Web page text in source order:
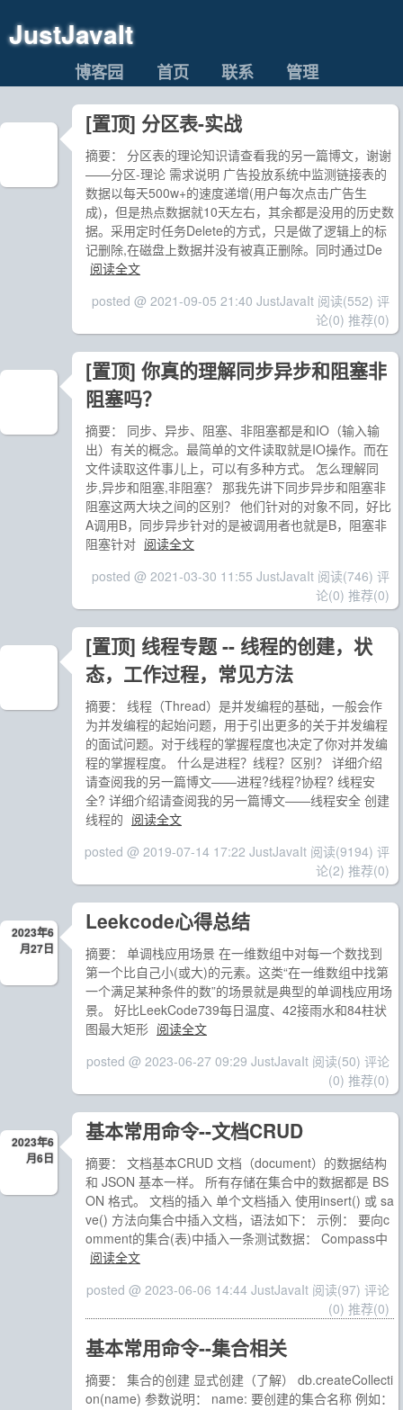
JustJavaIt
博客园 首页 联系 管理
[置顶] 分区表-实战
摘要： 分区表的理论知识请查看我的另一篇博文，谢谢
——分区-理论 需求说明 广告投放系统中监测链接表的
数据以每天500w+的速度递增(用户每次点击广告生
成)，但是热点数据就10天左右，其余都是没用的历史数
据。采用定时任务Delete的方式，只是做了逻辑上的标
记删除,在磁盘上数据并没有被真正删除。同时通过De
阅读全文
posted @ 2021-09-05 21:40 JustJavaIt 阅读(552) 评
论(0) 推荐(0)
[置顶] 你真的理解同步异步和阻塞非
阻塞吗？
摘要： 同步、异步、阻塞、非阻塞都是和IO（输入输
出）有关的概念。最简单的文件读取就是IO操作。而在
文件读取这件事儿上，可以有多种方式。 怎么理解同
步,异步和阻塞,非阻塞？ 那我先讲下同步异步和阻塞非
阻塞这两大块之间的区别？ 他们针对的对象不同，好比
A调用B，同步异步针对的是被调用者也就是B，阻塞非
阻塞针对 阅读全文
posted @ 2021-03-30 11:55 JustJavaIt 阅读(746) 评
论(0) 推荐(0)
[置顶] 线程专题 -- 线程的创建，状
态，工作过程，常见方法
摘要： 线程（Thread）是并发编程的基础，一般会作
为并发编程的起始问题，用于引出更多的关于并发编程
的面试问题。对于线程的掌握程度也决定了你对并发编
程的掌握程度。 什么是进程？线程？区别？ 详细介绍
请查阅我的另一篇博文——进程?线程?协程? 线程安
全? 详细介绍请查阅我的另一篇博文——线程安全 创建
线程的 阅读全文
posted @ 2019-07-14 17:22 JustJavaIt 阅读(9194) 评
论(2) 推荐(0)
2023年6
月27日
Leekcode心得总结
摘要： 单调栈应用场景 在一维数组中对每一个数找到
第一个比自己小(或大)的元素。这类“在一维数组中找第
一个满足某种条件的数”的场景就是典型的单调栈应用场
景。 好比LeekCode739每日温度、42接雨水和84柱状
图最大矩形 阅读全文
posted @ 2023-06-27 09:29 JustJavaIt 阅读(50) 评论
(0) 推荐(0)
2023年6
月6日
基本常用命令--文档CRUD
摘要： 文档基本CRUD 文档（document）的数据结构
和 JSON 基本一样。 所有存储在集合中的数据都是 BS
ON 格式。 文档的插入 单个文档插入 使用insert() 或 sa
ve() 方法向集合中插入文档，语法如下： 示例： 要向c
omment的集合(表)中插入一条测试数据： Compass中
阅读全文
posted @ 2023-06-06 14:44 JustJavaIt 阅读(97) 评论
(0) 推荐(0)
基本常用命令--集合相关
摘要： 集合的创建 显式创建（了解） db.createCollecti
on(name) 参数说明： name: 要创建的集合名称 例如：